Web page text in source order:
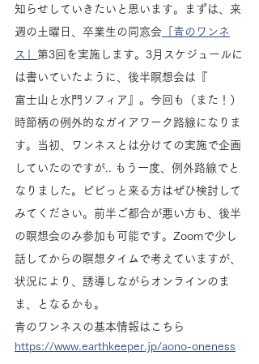
知らせしていきたいと思います。まずは、来
週の土曜日、卒業生の同窓会 「青のワンネ
ス」 第3回を実施します。3月スケジュールに
は書いていたように、後半瞑想会は『
富士山と水門ソフィア』。今回も（また！）
時節柄の例外的なガイアワーク路線になりま
す。当初、ワンネスとは分けての実施で企画
していたのですが.. もう一度、例外路線でと
なりました。ビビっと来る方はぜひ検討して
みてください。前半ご都合が悪い方も、後半
の瞑想会のみ参加も可能です。Zoomで少し
話してからの瞑想タイムで考えていますが、
状況により、誘導しながらオンラインのま
ま、となるかも。
青のワンネスの基本情報はこちら
https://www.earthkeeper.jp/aono-oneness